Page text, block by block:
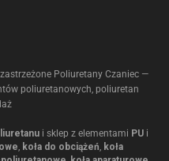
Poliuretany Czaniec —
poliuretanowych, poliuretan
i sklep z elementami PUi
koła do obciążeń koła